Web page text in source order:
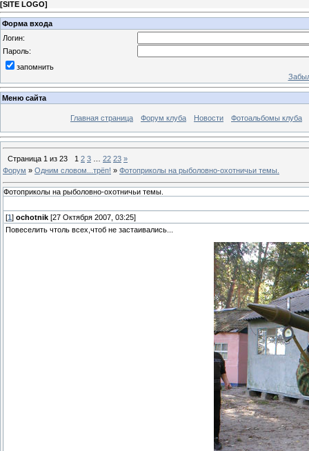
[SITE LOGO]
Форма входа
Логин:
Пароль:
запомнить
Меню сайта
Главная страница Форум клуба Новости Фотоальбомы клуба
Страница 1 из 23 1 2 3 22 23 »
Форум » Одним словом...трёп! » Фотоприколы на рыболовно-охотничьи темы.
Фотоприколы на рыболовно-охотничьи темы.
[1 ] ochotnik [27 Октября 2007, 03:25]
Повеселить чтоль всех,чтоб не застаивались...